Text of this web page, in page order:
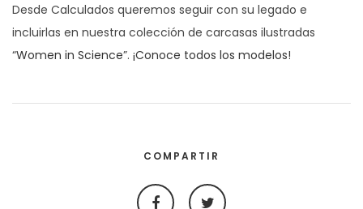
Desde Calculados queremos seguir con su legado e
incluirlas en nuestra colección de carcasas ilustradas
“Women in Science”. ¡Conoce todos los modelos!
COMPARTIR